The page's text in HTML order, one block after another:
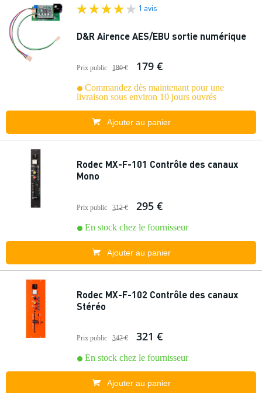
1 avis
D&R Airence AES/EBU sortie numérique
Prix public 180 € 179 €
Commandez dès maintenant pour une
livraison sous environ 10 jours ouvrés
Ajouter au panier
Rodec MX-F-101 Contrôle des canaux
Mono
Prix public 312 € 295 €
En stock chez le fournisseur
Ajouter au panier
Rodec MX-F-102 Contrôle des canaux
Stéréo
Prix public 342 € 321 €
En stock chez le fournisseur
Ajouter au panier